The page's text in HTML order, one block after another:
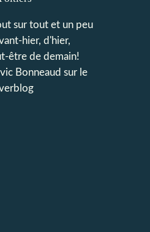
sur tout et un peu
hier, d'hier,
être de demain!
Bonneaud sur le